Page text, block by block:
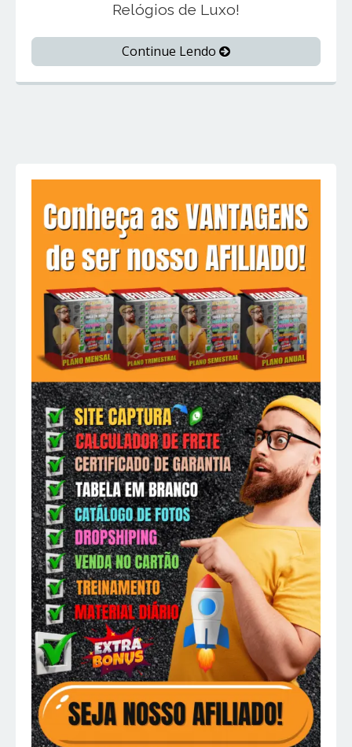
Relógios de Luxo!
Continue Lendo